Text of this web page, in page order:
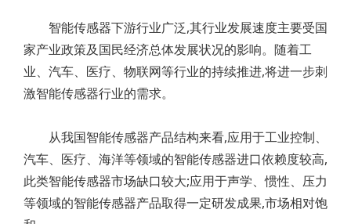
智能传感器下游行业广泛,其行业发展速度主要受国
家产业政策及国民经济总体发展状况的影响。随着工
业、汽车、医疗、物联网等行业的持续推进,将进一步刺
激智能传感器行业的需求。
从我国智能传感器产品结构来看,应用于工业控制、
汽车、医疗、海洋等领域的智能传感器进口依赖度较高,
此类智能传感器市场缺口较大;应用于声学、惯性、压力
等领域的智能传感器产品取得一定研发成果,市场相对饱